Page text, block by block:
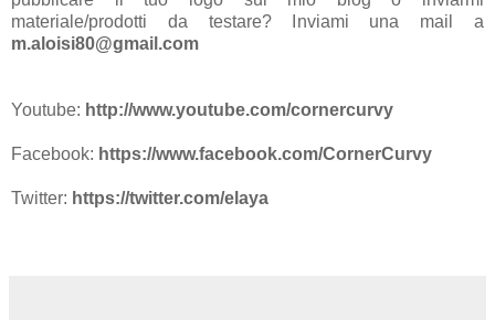
materiale/prodotti da testare? Inviami una mail a
m.aloisi80@gmail.com
Youtube: http://www.youtube.com/cornercurvy
Facebook: https://www.facebook.com/CornerCurvy
Twitter: https://twitter.com/elaya